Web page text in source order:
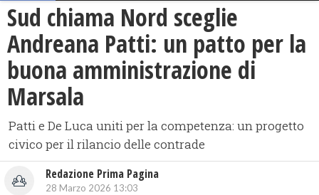
Sud chiama Nord sceglie
Andreana Patti: un patto per la
buona amministrazione di
Marsala
Patti e De Luca uniti per la competenza: un progetto
civico per il rilancio delle contrade
Redazione Prima Pagina
28 Marzo 2026 13:03